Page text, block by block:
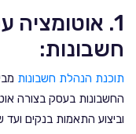
1. אוטומציה
חשבונות:
תוכנת הנהלת חשבונות
החשבונות בעסק בצורה
וביצוע התאמות בנקים ועד